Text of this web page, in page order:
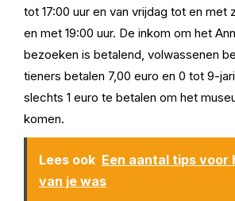
tot 17:00 uur en van vrijdag tot en met
en met 19:00 uur. De inkom om het
bezoeken is betalend, volwassenen
tieners betalen 7,00 euro en 0 tot 9-
slechts 1 euro te betalen om het
komen.
Lees ook Een aantal tips voor
van je was